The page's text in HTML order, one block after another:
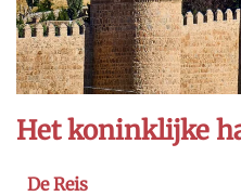
Het koninklijke
De Reis